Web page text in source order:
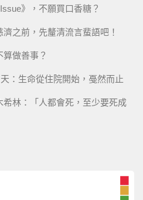
》，不願買口香糖？
之前，先釐清流言蜚語吧！
做善事？
：生命從住院開始，戞然而止
林：「人都會死，至少要死成